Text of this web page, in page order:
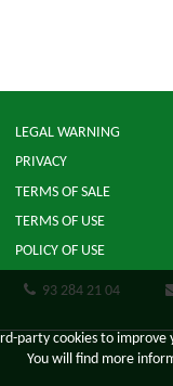
LEGAL WARNING
PRIVACY
TERMS OF SALE
TERMS OF USE
POLICY OF USE
93 284 21 04
party cookies to
You will find more